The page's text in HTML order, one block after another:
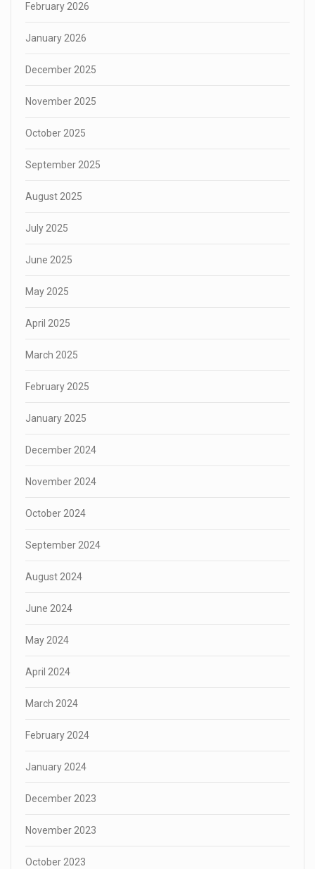
February 2026
January 2026
December 2025
November 2025
October 2025
September 2025
August 2025
July 2025
June 2025
May 2025
April 2025
March 2025
February 2025
January 2025
December 2024
November 2024
October 2024
September 2024
August 2024
June 2024
May 2024
April 2024
March 2024
February 2024
January 2024
December 2023
November 2023
October 2023